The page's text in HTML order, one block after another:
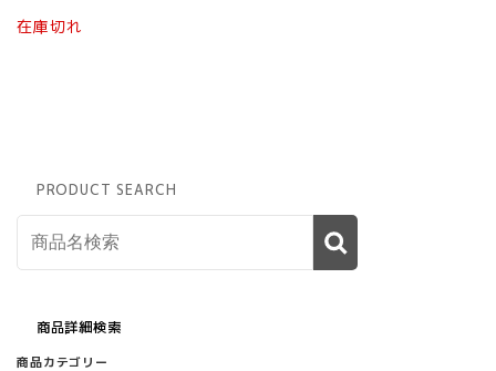
在庫切れ
PRODUCT SEARCH
商品詳細検索
商品カテゴリー